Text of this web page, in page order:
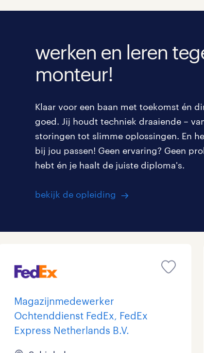
werken en leren
monteur!
Klaar voor een baan met toekomst én
goed. Jij houdt techniek draaiende –
storingen tot slimme oplossingen. En
bij jou passen! Geen ervaring? Geen
hebt én je haalt de juiste diploma's.
bekijk de opleiding
Magazijnmedewerker
Ochtenddienst FedEx, FedEx
Express Netherlands B.V.